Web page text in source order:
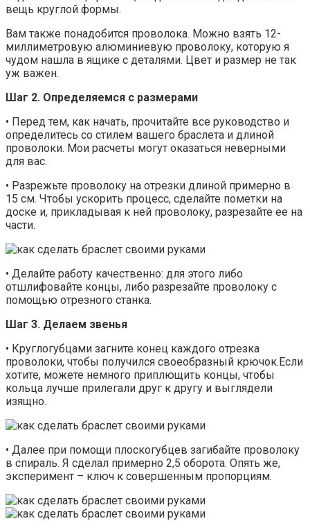
вещь круглой формы.
Вам также понадобится проволока. Можно взять 12-
миллиметровую алюминиевую проволоку, которую я
чудом нашла в ящике с деталями. Цвет и размер не так
уж важен.
Шаг 2. Определяемся с размерами
• Перед тем, как начать, прочитайте все руководство и
определитесь со стилем вашего браслета и длиной
проволоки. Мои расчеты могут оказаться неверными
для вас.
• Разрежьте проволоку на отрезки длиной примерно в
15 см. Чтобы ускорить процесс, сделайте пометки на
доске и, прикладывая к ней проволоку, разрезайте ее на
части.
• Делайте работу качественно: для этого либо
отшлифовайте концы, либо разрезайте проволоку с
помощью отрезного станка.
Шаг 3. Делаем звенья
• Круглогубцами загните конец каждого отрезка
проволоки, чтобы получился своеобразный крючок.Если
хотите, можете немного приплющить концы, чтобы
кольца лучше прилегали друг к другу и выглядели
изящно.
• Далее при помощи плоскогубцев загибайте проволоку
в спираль. Я сделал примерно 2,5 оборота. Опять же,
эксперимент – ключ к совершенным пропорциям.